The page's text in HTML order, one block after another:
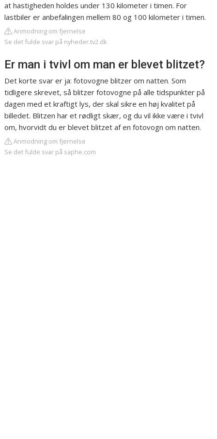
at hastigheden holdes under 130 kilometer i timen. For
lastbiler er anbefalingen mellem 80 og 100 kilometer i timen.
Anmodning om fjernelse
Se det fulde svar på nyheder.tv2.dk
Er man i tvivl om man er blevet blitzet?
Det korte svar er ja: fotovogne blitzer om natten. Som
tidligere skrevet, så blitzer fotovogne på alle tidspunkter på
dagen med et kraftigt lys, der skal sikre en høj kvalitet på
billedet. Blitzen har et rødligt skær, og du vil ikke være i tvivl
om, hvorvidt du er blevet blitzet af en fotovogn om natten.
Anmodning om fjernelse
Se det fulde svar på saphe.com